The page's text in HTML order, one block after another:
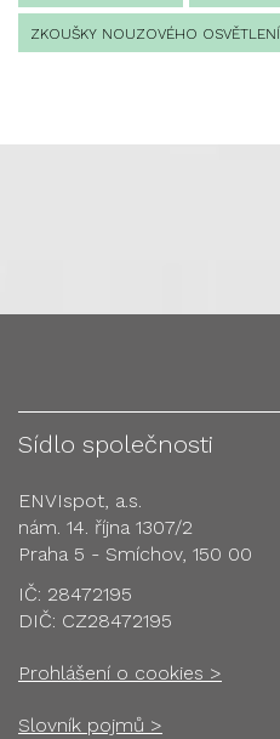
ZKOUŠKY NOUZOVÉHO OSVĚTLENÍ
Sídlo společnosti
ENVIspot, a.s.
nám. 14. října 1307/2
Praha 5 - Smíchov, 150 00
IČ: 28472195
DIČ: CZ28472195
Prohlášení o cookies >
Slovník pojmů >